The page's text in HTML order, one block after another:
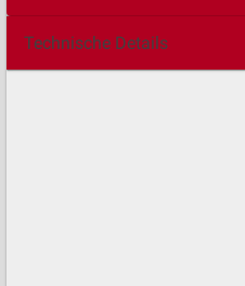
Technische Details